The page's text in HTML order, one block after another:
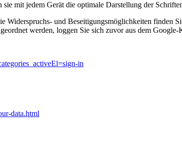
mit jedem Gerät die optimale Darstellung der
und Beseitigungsmöglichkeiten finden
werden, loggen Sie sich zuvor aus dem Google-
in
data.html